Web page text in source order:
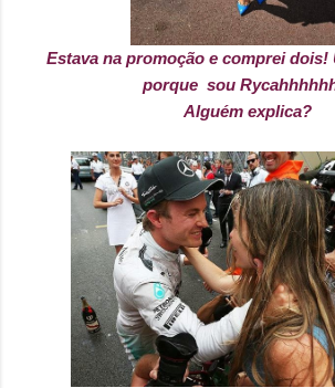
Estava na promoção e comprei dois!
porque sou
Alguém explica?